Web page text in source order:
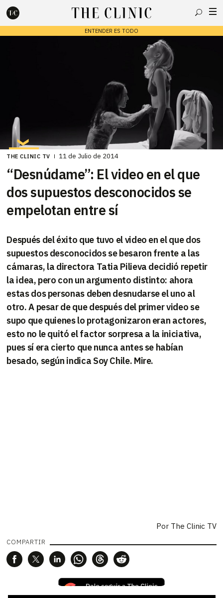
ENTENDER ES TODO
THE CLINIC TV 11 de Julio de 2014
“Desnúdame”: El video en el que
dos supuestos desconocidos se
empelotan entre sí
Después del éxito que tuvo el video en el que dos
supuestos desconocidos se besaron frente a las
cámaras, la directora Tatia Pilieva decidió repetir
la idea, pero con un argumento distinto: ahora
estas dos personas deben desnudarse el uno al
otro. A pesar de que después del primer video se
supo que quienes lo protagonizaron eran actores,
esto no le quitó el factor sorpresa a la iniciativa,
pues sí era cierto que nunca antes se habían
besado, según indica Soy Chile. Mire.
Por The Clinic TV
COMPARTIR